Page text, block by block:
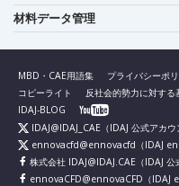
材料データ管理
MBD・CAE用語集 プライバシーポ
コピーライト
反社会的勢力に対する
IDAJ-BLOG
IDAJ@IDAJ_CAE （IDAJ 公式アカウ
ennovacfd@ennovacfd （IDAJ
株式会社 IDAJ@IDAJ.CAE （IDAJ 公
ennovaCFD@ennovaCFD （IDAJ